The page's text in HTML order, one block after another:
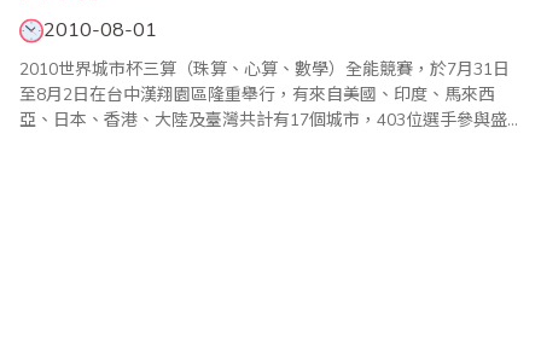
2010-08-01
2010世界城市杯三算（珠算、心算、數學）全能競賽，於7月31日
至8月2日在台中漢翔園區隆重舉行，有來自美國、印度、馬來西
亞、日本、香港、大陸及臺灣共計有17個城市，403位選手參與盛